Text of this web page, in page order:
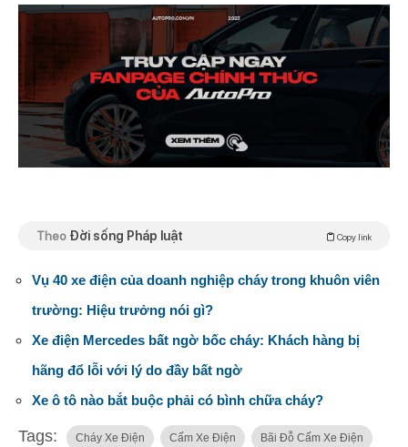
Theo Đời sống Pháp luật Copy link
Vụ 40 xe điện của doanh nghiệp cháy trong khuôn viên
trường: Hiệu trưởng nói gì?
Xe điện Mercedes bất ngờ bốc cháy: Khách hàng bị
hãng đổ lỗi với lý do đầy bất ngờ
Xe ô tô nào bắt buộc phải có bình chữa cháy?
Tags: Cháy Xe Điện Cấm Xe Điện Bãi Đỗ Cấm Xe Điện